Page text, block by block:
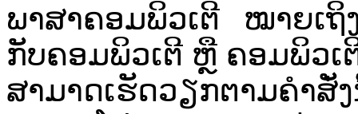
ພາສາ​ຄອມພິວເຕີ​ ໝາຍ​ເຖິ
ກັບ​ຄອມພິວເຕີ​ ຫຼື​ ຄອມພິວເ
ສາມາດ​ເຮັດວຽກ​ຕາມ​ຄຳ​ສັ່